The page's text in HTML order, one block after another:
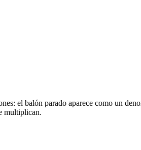
el balón parado aparece como un
multiplican.